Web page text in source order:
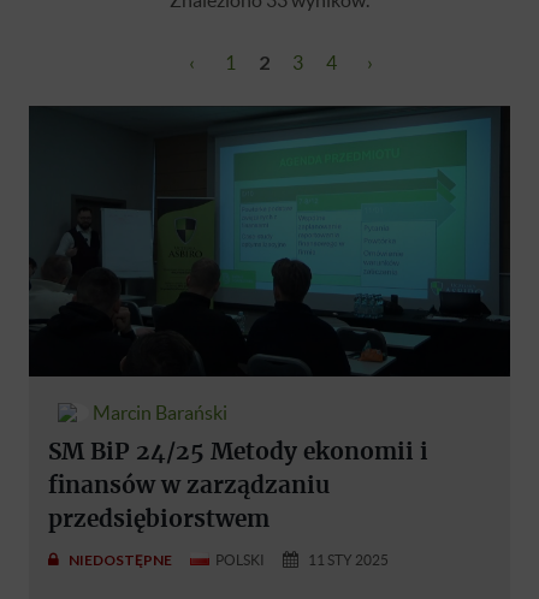
‹ 1 2 3 4 ›
Marcin Barański
SM BiP 24/25 Metody ekonomii i
finansów w zarządzaniu
przedsiębiorstwem
NIEDOSTĘPNE POLSKI 11 STY 2025